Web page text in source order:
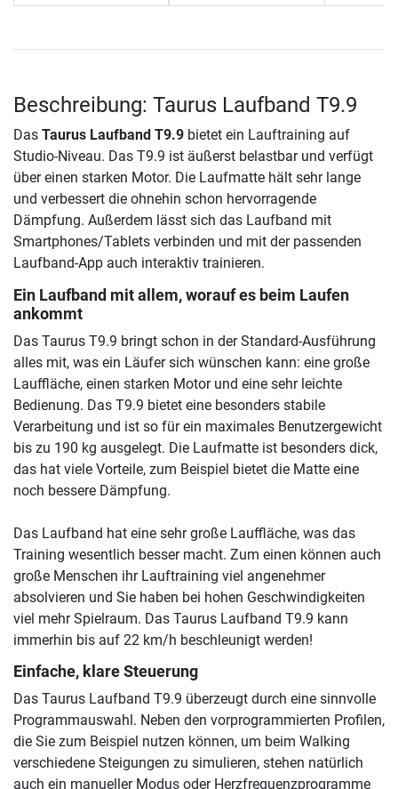
Beschreibung: Taurus Laufband T9.9
Das Taurus Laufband T9.9 bietet ein Lauftraining auf
Studio-Niveau. Das T9.9 ist äußerst belastbar und verfügt
über einen starken Motor. Die Laufmatte hält sehr lange
und verbessert die ohnehin schon hervorragende
Dämpfung. Außerdem lässt sich das Laufband mit
Smartphones/Tablets verbinden und mit der passenden
Laufband-App auch interaktiv trainieren.
Ein Laufband mit allem, worauf es beim Laufen
ankommt
Das Taurus T9.9 bringt schon in der Standard-Ausführung
alles mit, was ein Läufer sich wünschen kann: eine große
Lauffläche, einen starken Motor und eine sehr leichte
Bedienung. Das T9.9 bietet eine besonders stabile
Verarbeitung und ist so für ein maximales Benutzergewicht
bis zu 190 kg ausgelegt. Die Laufmatte ist besonders dick,
das hat viele Vorteile, zum Beispiel bietet die Matte eine
noch bessere Dämpfung.
Das Laufband hat eine sehr große Lauffläche, was das
Training wesentlich besser macht. Zum einen können auch
große Menschen ihr Lauftraining viel angenehmer
absolvieren und Sie haben bei hohen Geschwindigkeiten
viel mehr Spielraum. Das Taurus Laufband T9.9 kann
immerhin bis auf 22 km/h beschleunigt werden!
Einfache, klare Steuerung
Das Taurus Laufband T9.9 überzeugt durch eine sinnvolle
Programmauswahl. Neben den vorprogrammierten Profilen,
die Sie zum Beispiel nutzen können, um beim Walking
verschiedene Steigungen zu simulieren, stehen natürlich
auch ein manueller Modus oder Herzfrequenzprogramme